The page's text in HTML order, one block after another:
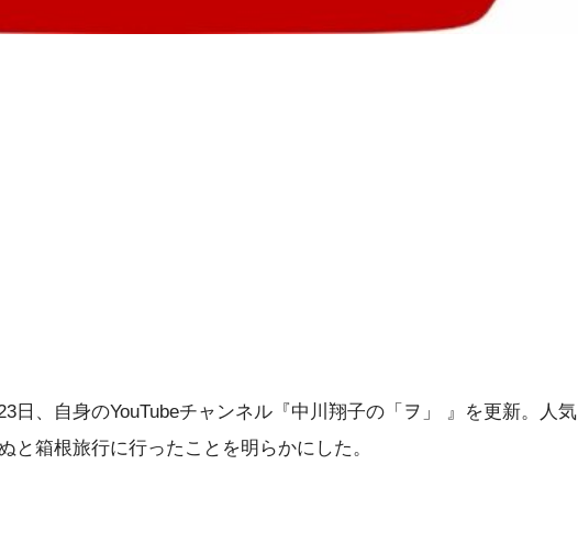
日、自身のYouTubeチャンネル『中川翔子の「ヲ」 』を更新。人気
と箱根旅行に行ったことを明らかにした。